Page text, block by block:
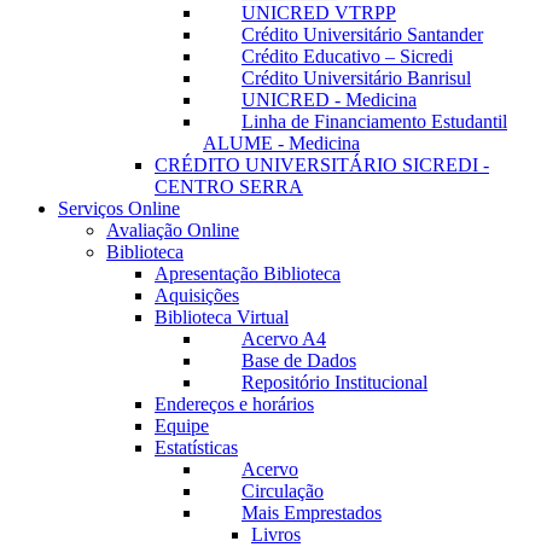
UNICRED VTRPP
Crédito Universitário Santander
Crédito Educativo – Sicredi
Crédito Universitário Banrisul
UNICRED - Medicina
Linha de Financiamento Estudantil
ALUME - Medicina
CRÉDITO UNIVERSITÁRIO SICREDI -
CENTRO SERRA
Serviços Online
Avaliação Online
Biblioteca
Apresentação Biblioteca
Aquisições
Biblioteca Virtual
Acervo A4
Base de Dados
Repositório Institucional
Endereços e horários
Equipe
Estatísticas
Acervo
Circulação
Mais Emprestados
Livros